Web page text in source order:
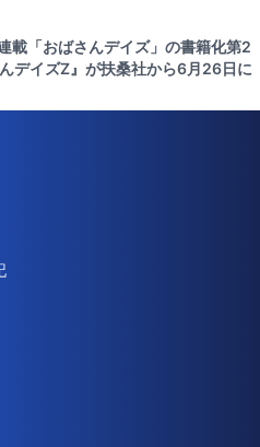
載「おばさんデイズ」の書籍化第2
デイズZ』が扶桑社から6月26日に